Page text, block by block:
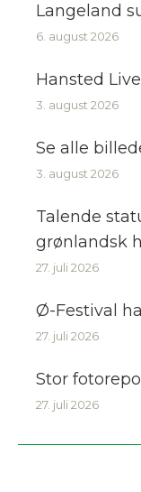
Langeland
6. august 2026
Hansted
3. august 2026
Se alle
3. august 2026
Talende
grønlandsk
27. juli 2026
Ø-Festival
27. juli 2026
Stor
27. juli 2026